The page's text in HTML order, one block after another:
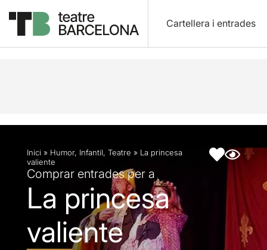
Cartellera i entrades
Descripció Fitxa artística
Inici » Humor, Infantil, Teatre » La princesa
valiente
Comprar entrades per a
La princesa
valiente